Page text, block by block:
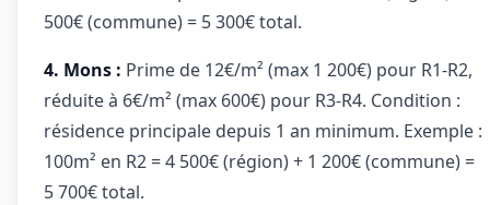
500€ (commune) = 5 300€ total.
4. Mons : Prime de 12€/m² (max 1 200€) pour R1-R2,
réduite à 6€/m² (max 600€) pour R3-R4. Condition :
résidence principale depuis 1 an minimum. Exemple :
100m² en R2 = 4 500€ (région) + 1 200€ (commune) =
5 700€ total.